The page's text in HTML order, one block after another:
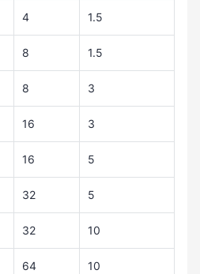
4 1.5
8 1.5
8 3
16 3
16 5
32 5
32 10
64 10